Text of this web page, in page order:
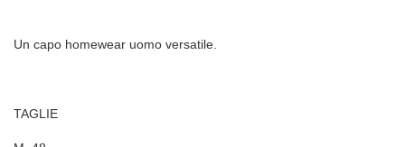
Un capo homewear uomo versatile.
TAGLIE